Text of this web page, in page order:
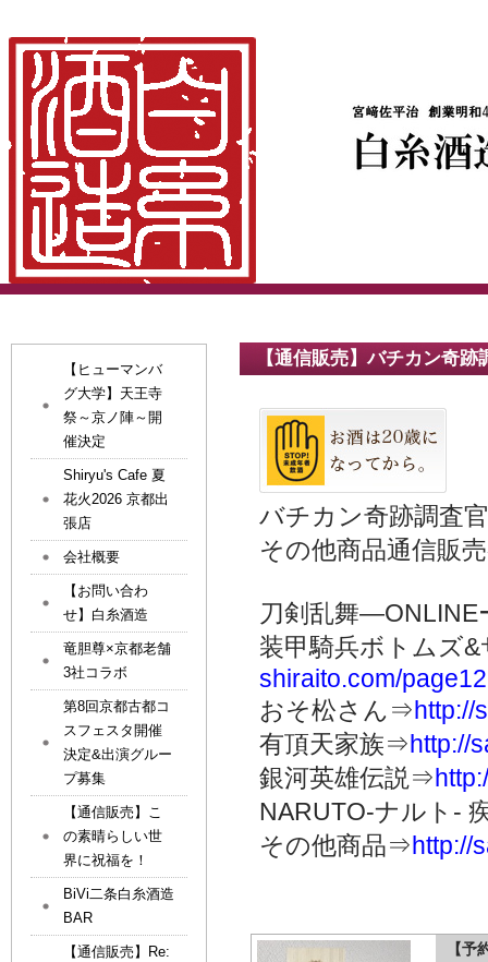
【通信販売】バチカン奇跡
バチカン奇跡調査
その他商品通信販
刀剣乱舞
装甲騎兵ボトムズ
shiraito.com/
おそ松さん⇒http://
有頂天家族⇒http://
銀河英雄伝説⇒
NARUTO-ナルト-
その他商品⇒http://
【
【ヒューマンバ
グ大学】天王寺
祭～京ノ陣～開
催決定
Shiryu's Cafe 夏
花火2026 京都出
張店
会社概要
【お問い合わ
せ】白糸酒造
竜胆尊×京都老舗
3社コラボ
第8回京都古都コ
スフェスタ開催
決定&出演グルー
プ募集
【通信販売】こ
の素晴らしい世
界に祝福を！
BiVi二条白糸酒造
BAR
【通信販売】Re: